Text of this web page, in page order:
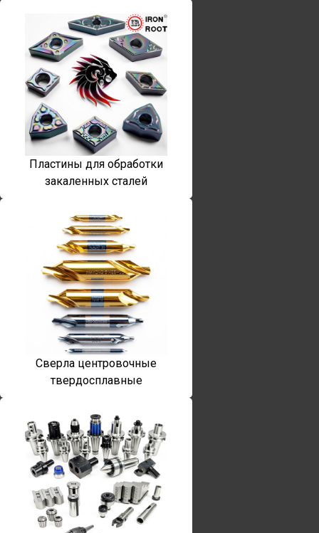
Пластины для обработки
закаленных сталей
Сверла центровочные
твердосплавные